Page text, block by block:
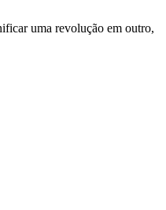
uma revolução em outro,